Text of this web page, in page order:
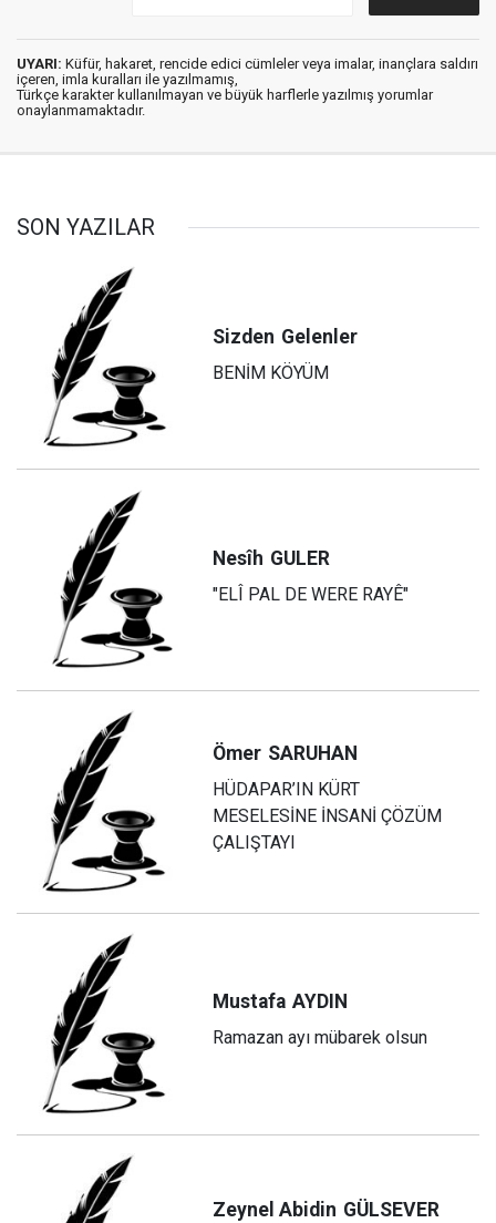
UYARI: Küfür, hakaret, rencide edici cümleler veya imalar, inançlara saldırı
içeren, imla kuralları ile yazılmamış,
Türkçe karakter kullanılmayan ve büyük harflerle yazılmış yorumlar
onaylanmamaktadır.
SON YAZILAR
Sizden Gelenler
BENİM KÖYÜM
Nesîh GULER
"ELÎ PAL DE WERE RAYÊ"
Ömer SARUHAN
HÜDAPAR’IN KÜRT
MESELESİNE İNSANİ ÇÖZÜM
ÇALIŞTAYI
Mustafa AYDIN
Ramazan ayı mübarek olsun
Zeynel Abidin GÜLSEVER